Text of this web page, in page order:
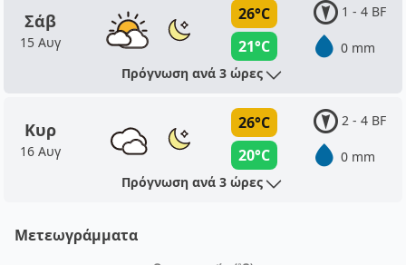
Σάβ
15 Αυγ
26°C
21°C
1 - 4 BF
0 mm
Πρόγνωση ανά 3 ώρες
Κυρ
16 Αυγ
26°C
20°C
2 - 4 BF
0 mm
Πρόγνωση ανά 3 ώρες
Μετεωγράμματα